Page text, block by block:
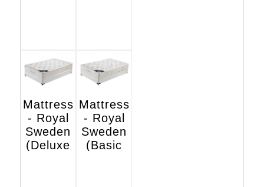
Mattress
- Royal
Sweden
(Deluxe
Mattress
- Royal
Sweden
(Basic